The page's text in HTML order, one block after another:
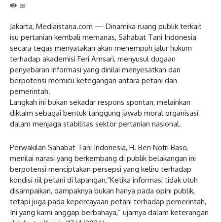
68
Jakarta, Mediaistana.com — Dinamika ruang publik terkait
isu pertanian kembali memanas, Sahabat Tani Indonesia
secara tegas menyatakan akan menempuh jalur hukum
terhadap akademisi Feri Amsari, menyusul dugaan
penyebaran informasi yang dinilai menyesatkan dan
berpotensi memicu ketegangan antara petani dan
pemerintah.
Langkah ini bukan sekadar respons spontan, melainkan
diklaim sebagai bentuk tanggung jawab moral organisasi
dalam menjaga stabilitas sektor pertanian nasional.
Perwakilan Sahabat Tani Indonesia, H. Ben Nofri Baso,
menilai narasi yang berkembang di publik belakangan ini
berpotensi menciptakan persepsi yang keliru terhadap
kondisi riil petani di lapangan,“Ketika informasi tidak utuh
disampaikan, dampaknya bukan hanya pada opini publik,
tetapi juga pada kepercayaan petani terhadap pemerintah,
Ini yang kami anggap berbahaya,” ujarnya dalam keterangan